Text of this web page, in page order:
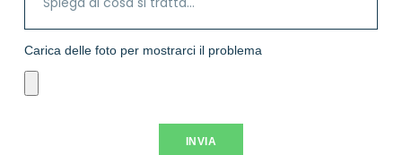
Carica delle foto per mostrarci il problema
INVIA